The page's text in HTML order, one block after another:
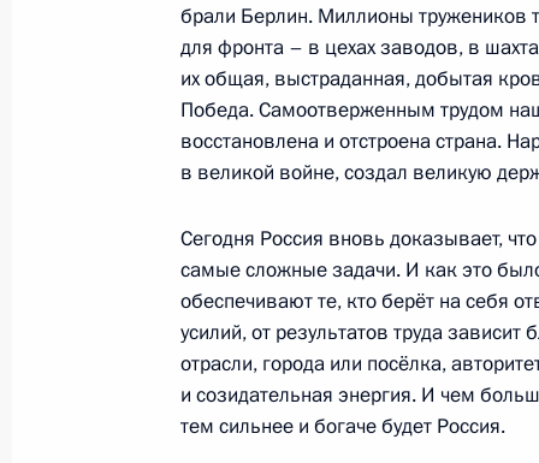
Внесены изменения в закон о
от чрезвычайных ситуаций
2 мая 2015 года, 16:20
2 мая 2015 года, 16:10
1 мая 2015 года, пятница
В Кремле вручены медали «Герой
брали Берлин. Миллионы тружеников
для фронта – в цехах заводов, в
их общая, выстраданная, добытая
Победа. Самоотверженным трудом
восстановлена и отстроена страна.
в великой войне, создал великую
Сегодня Россия вновь доказывает,
самые сложные задачи. И как это
обеспечивают те, кто берёт на себя
усилий, от результатов труда зависит
отрасли, города или посёлка,
и созидательная энергия. И чем
тем сильнее и богаче будет Россия.